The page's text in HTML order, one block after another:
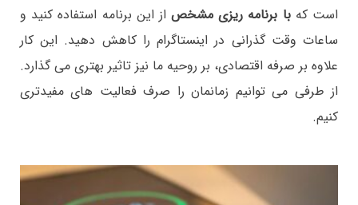
است کهبا برنامه ریزی مشخصاز این برنامه استفاده کنید و
ساعات وقت گذرانی در اینستاگرام را کاهش دهید. این کار
علاوه بر صرفه اقتصادی، بر روحیه ما نیز تاثیر بهتری می گذارد.
از طرفی می توانیم زمانمان را صرف فعالیت های مفیدتری
کنیم.